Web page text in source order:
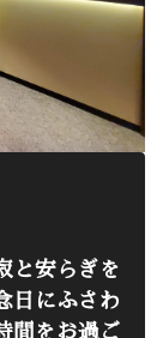
と安らぎを
日にふさわ
間をお過ご